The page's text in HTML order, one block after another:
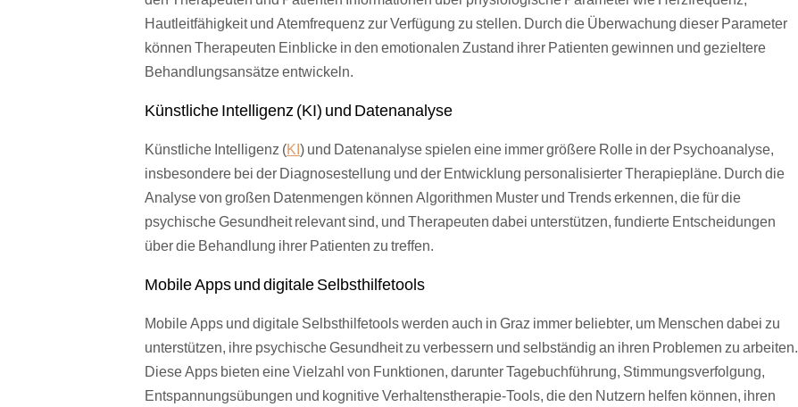
Hautleitfähigkeit und Atemfrequenz zur Verfügung zu stellen. Durch die Überwachung dieser Parameter
können Therapeuten Einblicke in den emotionalen Zustand ihrer Patienten gewinnen und gezieltere
Behandlungsansätze entwickeln.
Künstliche Intelligenz (KI) und Datenanalyse
Künstliche Intelligenz (KI) und Datenanalyse spielen eine immer größere Rolle in der Psychoanalyse,
insbesondere bei der Diagnosestellung und der Entwicklung personalisierter Therapiepläne. Durch die
Analyse von großen Datenmengen können Algorithmen Muster und Trends erkennen, die für die
psychische Gesundheit relevant sind, und Therapeuten dabei unterstützen, fundierte Entscheidungen
über die Behandlung ihrer Patienten zu treffen.
Mobile Apps und digitale Selbsthilfetools
Mobile Apps und digitale Selbsthilfetools werden auch in Graz immer beliebter, um Menschen dabei zu
unterstützen, ihre psychische Gesundheit zu verbessern und selbständig an ihren Problemen zu arbeiten.
Diese Apps bieten eine Vielzahl von Funktionen, darunter Tagebuchführung, Stimmungsverfolgung,
Entspannungsübungen und kognitive Verhaltenstherapie-Tools, die den Nutzern helfen können, ihren